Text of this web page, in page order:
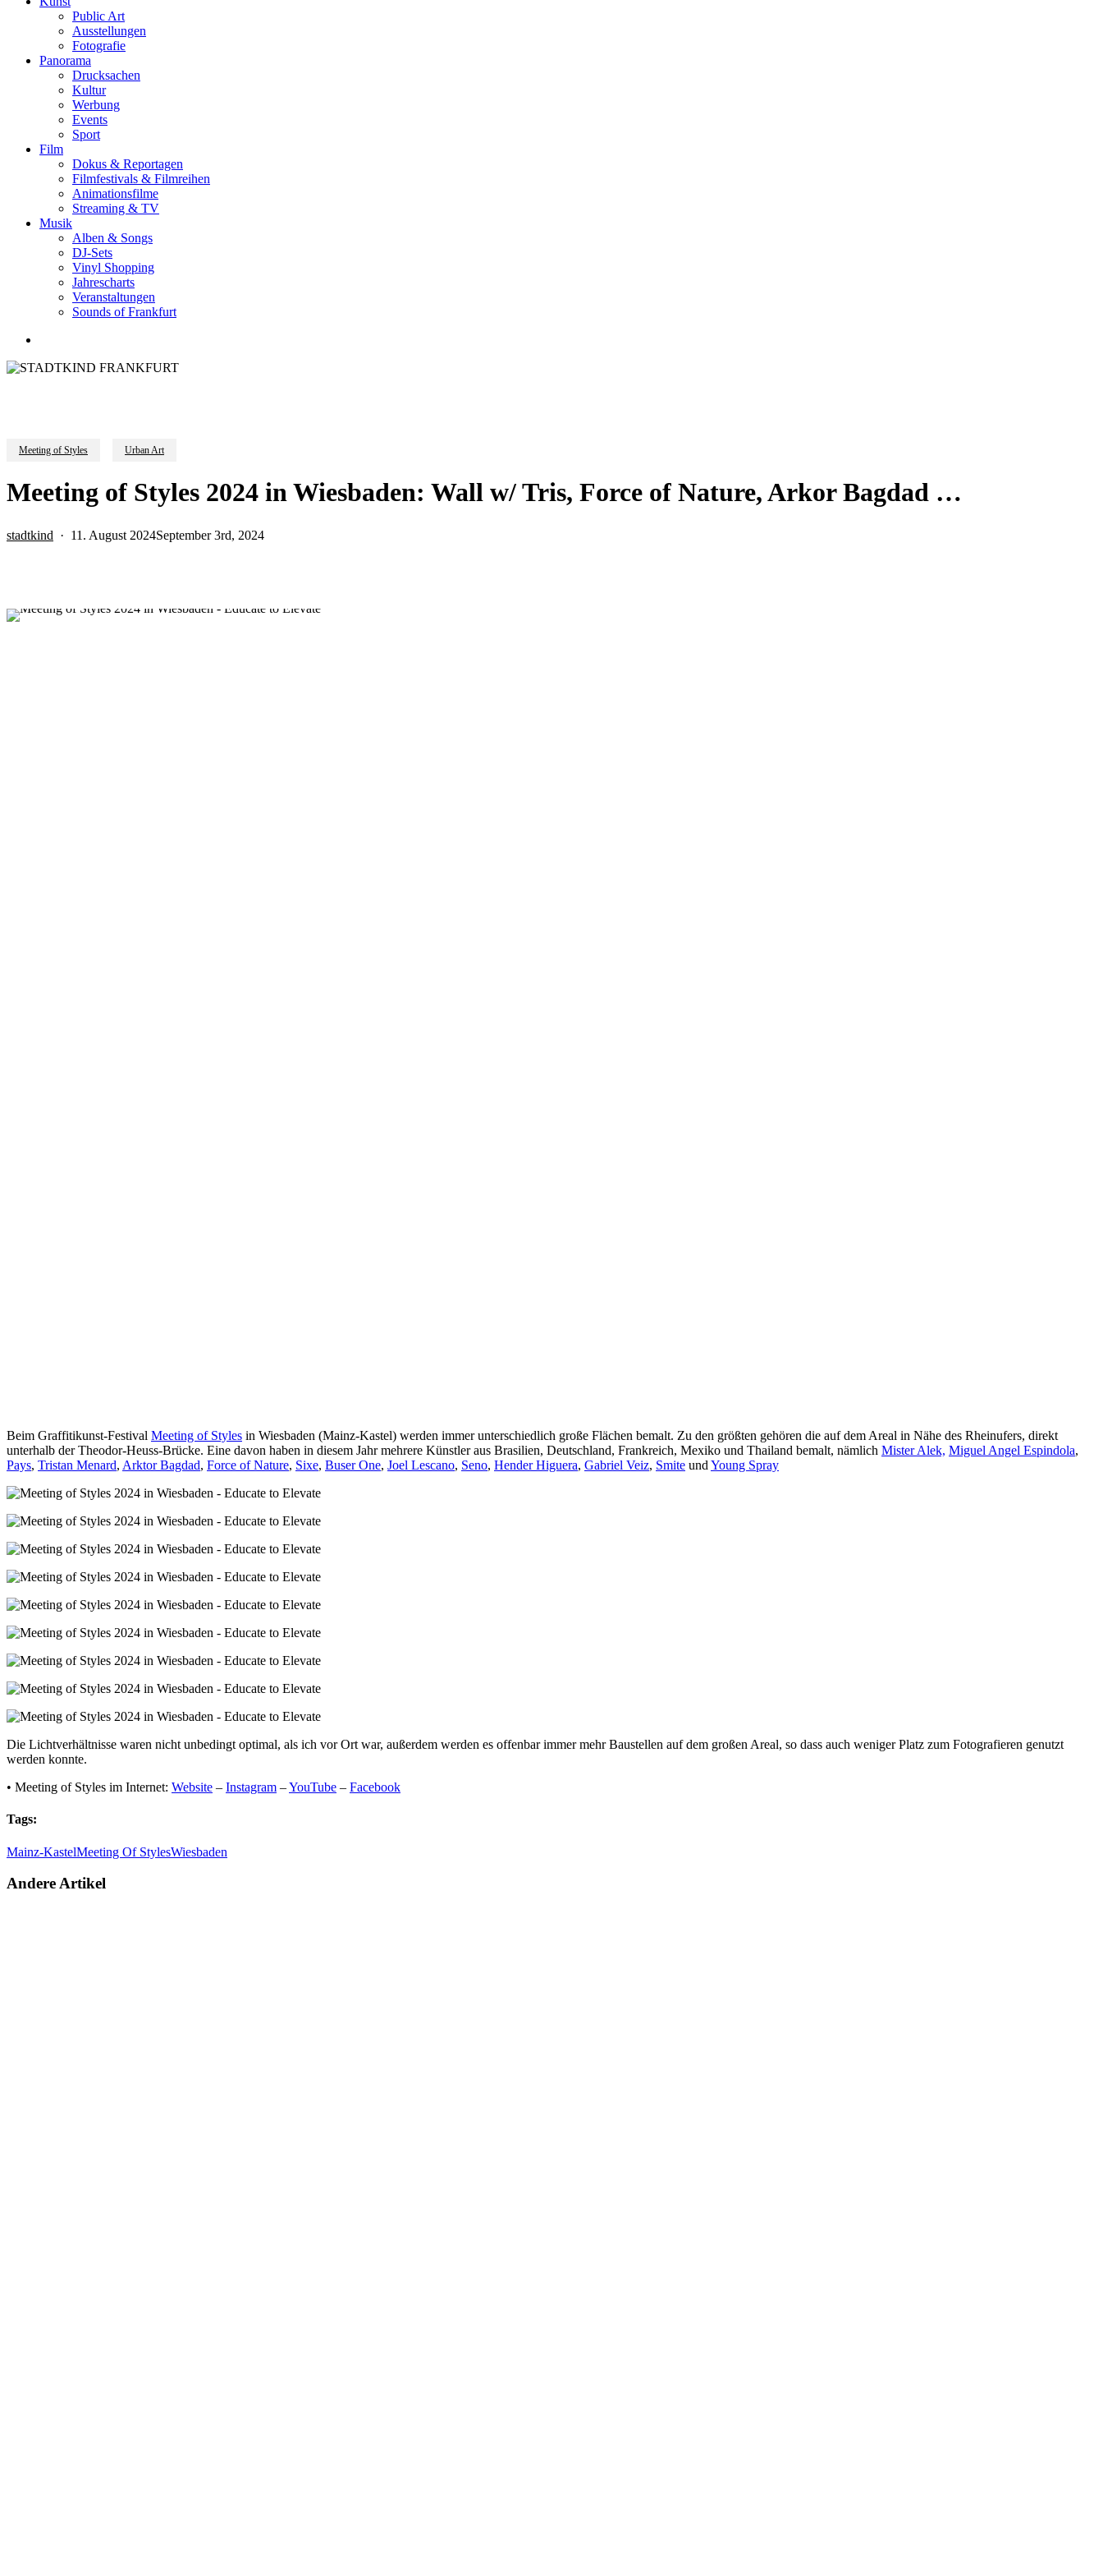
Public Art
Ausstellungen
Fotografie
Panorama
Drucksachen
Kultur
Werbung
Events
Sport
Film
Dokus & Reportagen
Filmfestivals & Filmreihen
Animationsfilme
Streaming & TV
Musik
Alben & Songs
DJ-Sets
Vinyl Shopping
Jahrescharts
Veranstaltungen
Sounds of Frankfurt
Meeting of Styles Urban Art
Meeting of Styles 2024 in Wiesbaden: Wall w/ Tris, Force of Nature, Arkor Bagdad …
stadtkind 11. August 2024September 3rd, 2024
Beim Graffitikunst-Festival Meeting of Styles in Wiesbaden (Mainz-Kastel) werden immer unterschiedlich große Flächen bemalt. Zu den größten gehören die auf dem Areal in Nähe des Rheinufers, direkt
unterhalb der Theodor-Heuss-Brücke. Eine davon haben in diesem Jahr mehrere Künstler aus Brasilien, Deutschland, Frankreich, Mexiko und Thailand bemalt, nämlich Mister Alek, Miguel Angel Espindola,
Pays, Tristan Menard, Arktor Bagdad, Force of Nature, Sixe, Buser One, Joel Lescano, Seno, Hender Higuera, Gabriel Veiz, Smite und Young Spray
Die Lichtverhältnisse waren nicht unbedingt optimal, als ich vor Ort war, außerdem werden es offenbar immer mehr Baustellen auf dem großen Areal, so dass auch weniger Platz zum Fotografieren genutzt
werden konnte.
• Meeting of Styles im Internet: Website – Instagram –YouTube – Facebook
Tags:
Mainz-KastelMeeting Of StylesWiesbaden
Andere Artikel